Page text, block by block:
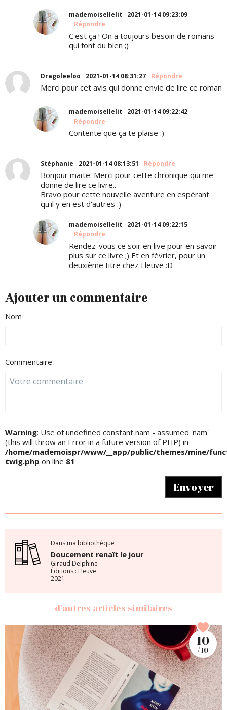
mademoisellelit
2021-01-14 09:23:09
Répondre
C'est ça ! On a toujours besoin de romans
qui font du bien ;)
Dragoleeloo 2021-01-14 08:31:27 Répondre
Merci pour cet avis qui donne envie de lire ce roman
mademoisellelit
2021-01-14 09:22:42
Répondre
Contente que ça te plaise :)
Stéphanie 2021-01-14 08:13:51 Répondre
Bonjour maïte. Merci pour cette chronique qui me
donne de lire ce livre..
Bravo pour cette nouvelle aventure en espérant
qu'il y en est d'autres :)
mademoisellelit
2021-01-14 09:22:15
Répondre
Rendez-vous ce soir en live pour en savoir
plus sur ce livre ;) Et en février, pour un
deuxième titre chez Fleuve :D
Ajouter un commentaire
Nom
Commentaire
Warning: Use of undefined constant nam - assumed 'nam'
(this will throw an Error in a future version of PHP) in
/home/mademoispr/www/__app/public/themes/mine/
twig.php on line 81
Envoyer
Dans ma bibliothèque
Doucement renaît le jour
Giraud Delphine
Éditions : Fleuve
2021
d'autres articles similaires
10
/ 10